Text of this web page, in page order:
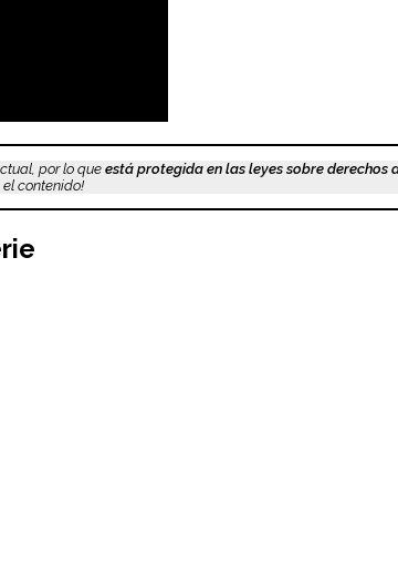
por lo que está protegida en las leyes sobre derechos
el contenido!